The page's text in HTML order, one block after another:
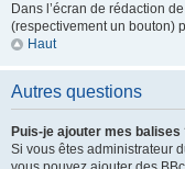
Dans l’écran de rédaction
(respectivement un bouton)
Haut
Autres questions
Puis-je ajouter mes balises
Si vous êtes administrateur